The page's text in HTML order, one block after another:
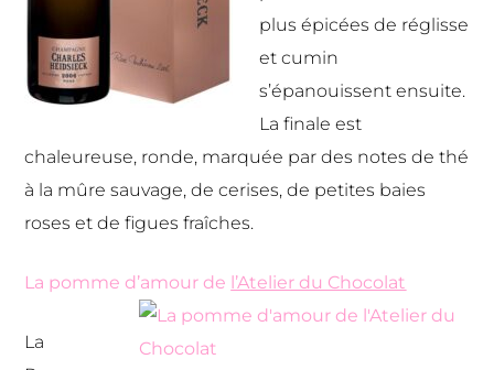
plus épicées de réglisse
et cumin
s’épanouissent ensuite.
La finale est
chaleureuse, ronde, marquée par des notes de thé
à la mûre sauvage, de cerises, de petites baies
roses et de figues fraîches.
La pomme d’amour de l’Atelier du Chocolat
La